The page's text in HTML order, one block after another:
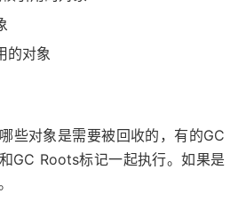
的对象
些对象是需要被回收的，有的GC
GC Roots标记一起执行。如果是